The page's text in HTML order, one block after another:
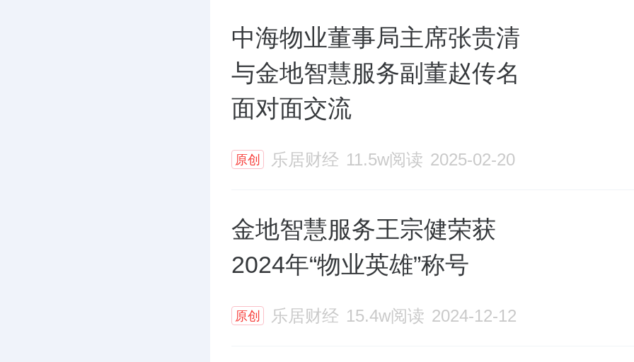
中海物业董事局主席张贵清
与金地智慧服务副董赵传名
面对面交流
原创 乐居财经 11.5w阅读 2025-02-20
金地智慧服务王宗健荣获
2024年“物业英雄”称号
原创 乐居财经 15.4w阅读 2024-12-12